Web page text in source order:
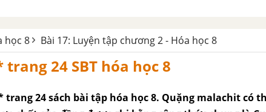
học 8 Bài 17: Luyện tập chương 2 - Hóa học 8
trang 24 SBT hóa học 8
trang 24 sách bài tập hóa học 8. Quặng malachit có